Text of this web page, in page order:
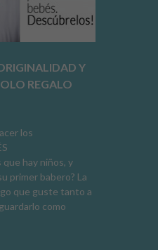
Y
REGALO
los
que hay niños, y
primer babero? La
que guste tanto a
como